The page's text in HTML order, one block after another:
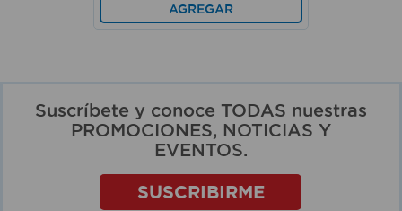
AGREGAR
Suscríbete y conoce TODAS nuestras
PROMOCIONES, NOTICIAS Y
EVENTOS.
SUSCRIBIRME